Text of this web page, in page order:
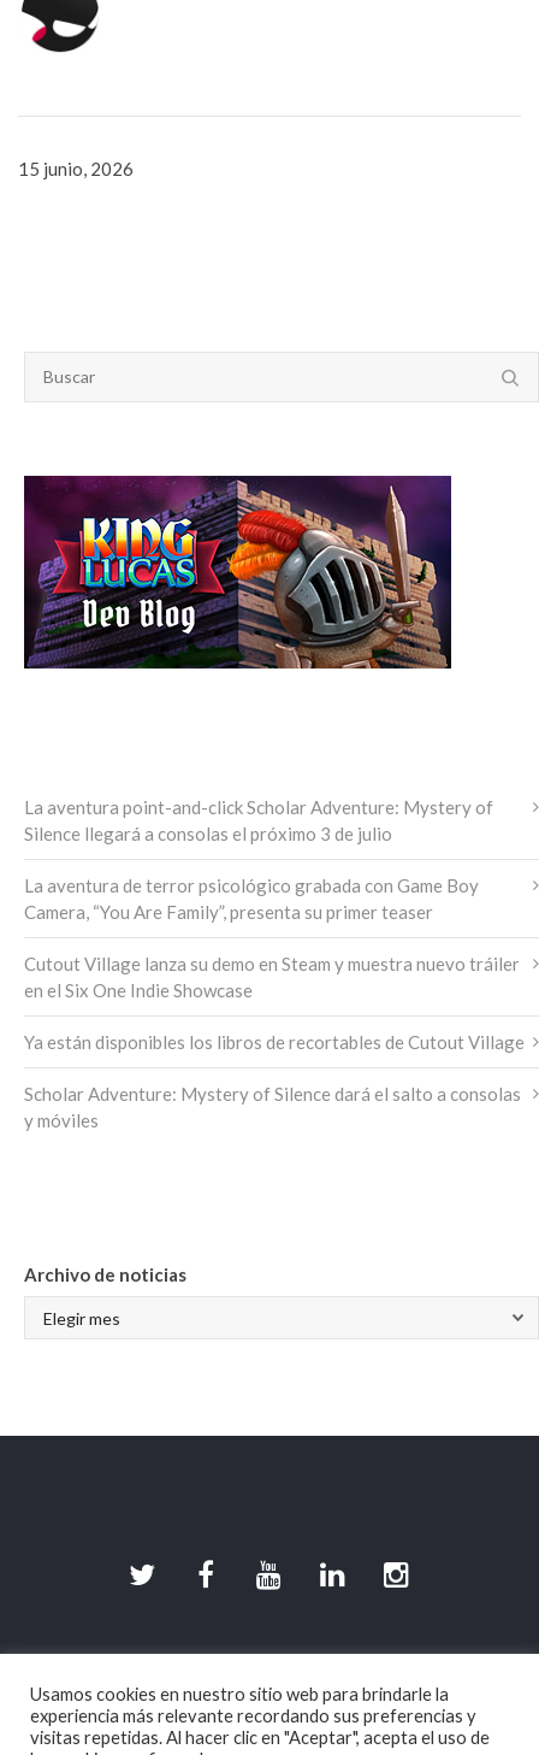
15 junio, 2026
La aventura point-and-click Scholar Adventure: Mystery of
Silence llegará a consolas el próximo 3 de julio
La aventura de terror psicológico grabada con Game Boy
Camera, “You Are Family”, presenta su primer teaser
Cutout Village lanza su demo en Steam y muestra nuevo tráiler
en el Six One Indie Showcase
Ya están disponibles los libros de recortables de Cutout Village
Scholar Adventure: Mystery of Silence dará el salto a consolas
y móviles
Archivo de noticias
Aviso legal|Política de Privacidad|Política de
Cookies
Usamos cookies en nuestro sitio web para brindarle la
experiencia más relevante recordando sus preferencias y
visitas repetidas. Al hacer clic en "Aceptar", acepta el uso de